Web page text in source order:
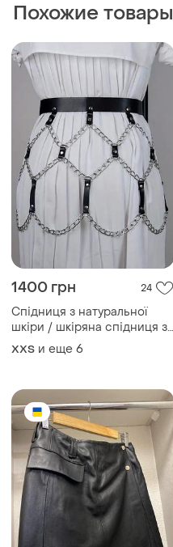
Похожие товары
1400 грн 24
Спідниця з натуральної
шкіри / шкіряна спідниця з
ланцюжками
XХS и еще 6